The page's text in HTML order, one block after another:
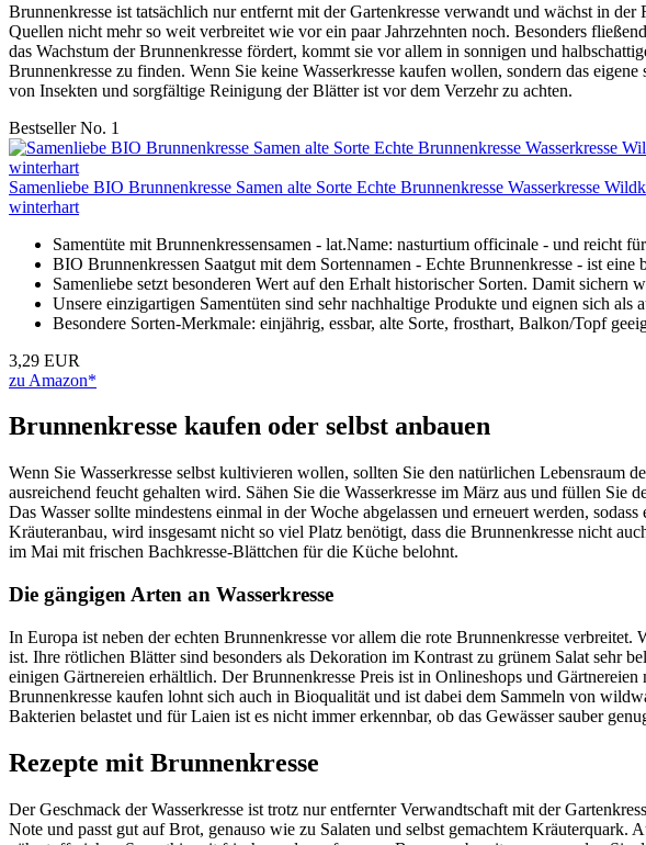
Brunnenkresse ist tatsächlich nur entfernt mit der Gartenkresse verwandt und wächst in
Quellen nicht mehr so weit verbreitet wie vor ein paar Jahrzehnten noch. Besonders
das Wachstum der Brunnenkresse fördert, kommt sie vor allem in sonnigen und
Brunnenkresse zu finden. Wenn Sie keine Wasserkresse kaufen wollen, sondern das
von Insekten und sorgfältige Reinigung der Blätter ist vor dem Verzehr zu achten.
Bestseller No. 1
Samenliebe BIO Brunnenkresse Samen alte Sorte Echte Brunnenkresse Wasserkresse
winterhart
Samentüte mit Brunnenkressensamen - lat.Name: nasturtium officinale - und reicht
BIO Brunnenkressen Saatgut mit dem Sortennamen - Echte Brunnenkresse - ist
Samenliebe setzt besonderen Wert auf den Erhalt historischer Sorten. Damit
Unsere einzigartigen Samentüten sind sehr nachhaltige Produkte und eignen sich
Besondere Sorten-Merkmale: einjährig, essbar, alte Sorte, frosthart, Balkon/Topf
3,29 EUR
zu Amazon*
Brunnenkresse kaufen oder selbst anbauen
Wenn Sie Wasserkresse selbst kultivieren wollen, sollten Sie den natürlichen Lebensraum
ausreichend feucht gehalten wird. Sähen Sie die Wasserkresse im März aus und füllen Sie
Das Wasser sollte mindestens einmal in der Woche abgelassen und erneuert werden,
Kräuteranbau, wird insgesamt nicht so viel Platz benötigt, dass die Brunnenkresse nicht
im Mai mit frischen Bachkresse-Blättchen für die Küche belohnt.
Die gängigen Arten an Wasserkresse
In Europa ist neben der echten Brunnenkresse vor allem die rote Brunnenkresse
ist. Ihre rötlichen Blätter sind besonders als Dekoration im Kontrast zu grünem Salat sehr
einigen Gärtnereien erhältlich. Der Brunnenkresse Preis ist in Onlineshops und
Brunnenkresse kaufen lohnt sich auch in Bioqualität und ist dabei dem Sammeln von
Bakterien belastet und für Laien ist es nicht immer erkennbar, ob das Gewässer sauber
Rezepte mit Brunnenkresse
Der Geschmack der Wasserkresse ist trotz nur entfernter Verwandtschaft mit der
Note und passt gut auf Brot, genauso wie zu Salaten und selbst gemachtem